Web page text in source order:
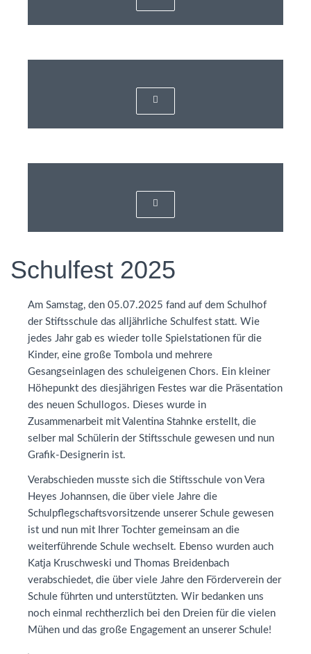
Schulfest 2025
Am Samstag, den 05.07.2025 fand auf dem Schulhof
der Stiftsschule das alljährliche Schulfest statt. Wie
jedes Jahr gab es wieder tolle Spielstationen für die
Kinder, eine große Tombola und mehrere
Gesangseinlagen des schuleigenen Chors. Ein kleiner
Höhepunkt des diesjährigen Festes war die Präsentation
des neuen Schullogos. Dieses wurde in
Zusammenarbeit mit Valentina Stahnke erstellt, die
selber mal Schülerin der Stiftsschule gewesen und nun
Grafik-Designerin ist.
Verabschieden musste sich die Stiftsschule von Vera
Heyes Johannsen, die über viele Jahre die
Schulpflegschaftsvorsitzende unserer Schule gewesen
ist und nun mit Ihrer Tochter gemeinsam an die
weiterführende Schule wechselt. Ebenso wurden auch
Katja Kruschweski und Thomas Breidenbach
verabschiedet, die über viele Jahre den Förderverein der
Schule führten und unterstützten. Wir bedanken uns
noch einmal rechtherzlich bei den Dreien für die vielen
Mühen und das große Engagement an unserer Schule!